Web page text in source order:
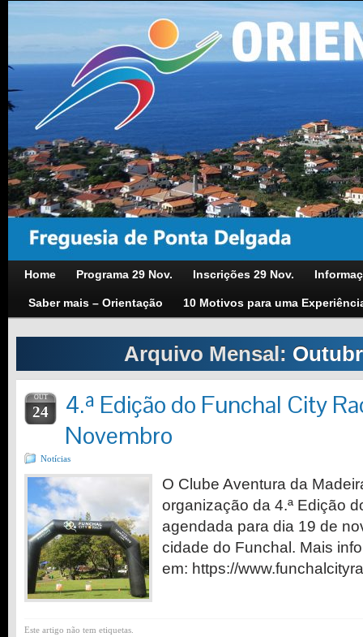
Home Programa 29 Nov. Inscrições 29 Nov.
Saber mais – Orientação 10 Motivos para uma
Arquivo Mensal:
OUT
24
4.ª Edição do Funchal City
Novembro
Notícias
O Clube Aventura da
organização da 4.ª Edição
agendada para dia 19 de
cidade do Funchal. Mais
em: https://
Este artigo não tem etiquetas.